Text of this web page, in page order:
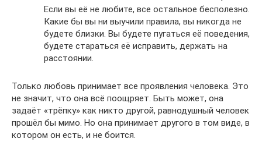
Если вы её не любите, все остальное бесполезно.
Какие бы вы ни выучили правила, вы никогда не
будете близки. Вы будете пугаться её поведения,
будете стараться её исправить, держать на
расстоянии.
Только любовь принимает все проявления человека. Это
не значит, что она всё поощряет. Быть может, она
задаёт «трёпку» как никто другой, равнодушный человек
прошёл бы мимо. Но она принимает другого в том виде, в
котором он есть, и не боится.